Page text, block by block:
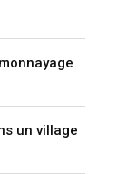
un village